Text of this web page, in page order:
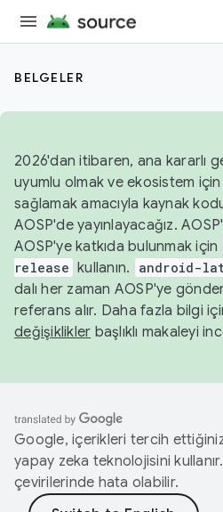
BELGELER
2026'dan itibaren, ana kararlı
uyumlu olmak ve ekosistem için
sağlamak amacıyla kaynak
AOSP'de yayınlayacağız.
AOSP'ye katkıda bulunmak için
release kullanın. android-
dalı her zaman AOSP'ye
referans alır. Daha fazla bilgi
değişiklikler başlıklı makaleyi
Google, içerikleri tercih
yapay zeka teknolojisini
çevirilerinde hata olabilir.